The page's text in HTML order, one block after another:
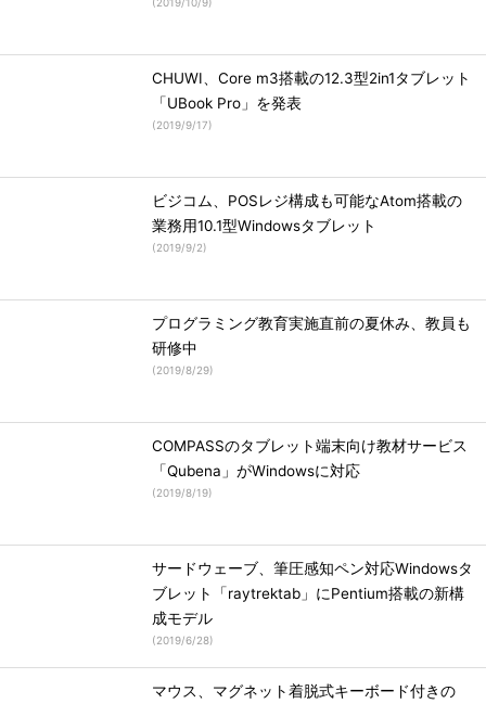
CHUWI、Core m3搭載の12.3型2in1タブレット
「UBook Pro」を発表
(2019/9/17)
ビジコム、POSレジ構成も可能なAtom搭載の
業務用10.1型Windowsタブレット
(2019/9/2)
プログラミング教育実施直前の夏休み、教員も
研修中
(2019/8/29)
COMPASSのタブレット端末向け教材サービス
「Qubena」がWindowsに対応
(2019/8/19)
サードウェーブ、筆圧感知ペン対応Windowsタ
ブレット「raytrektab」にPentium搭載の新構
成モデル
(2019/6/28)
マウス、マグネット着脱式キーボード付きの